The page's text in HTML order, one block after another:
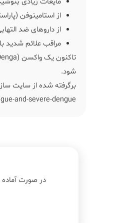
از استامینوفن
از داروهای ضد
مراقب علائم شدید
شود.
برگرفته شده از سایت
and-severe-dengue
در صورت